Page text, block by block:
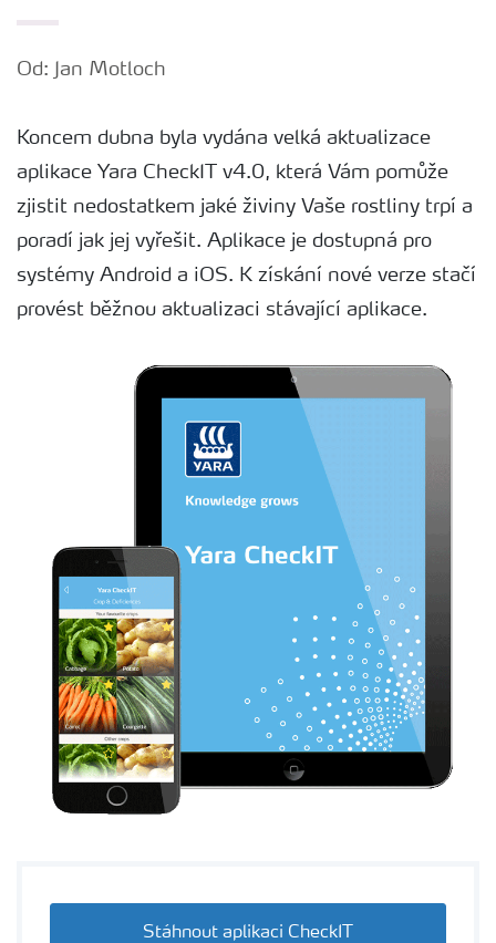
Od: Jan Motloch
Koncem dubna byla vydána velká aktualizace
aplikace Yara CheckIT v4.0, která Vám pomůže
zjistit nedostatkem jaké živiny Vaše rostliny trpí a
poradí jak jej vyřešit. Aplikace je dostupná pro
systémy Android a iOS. K získání nové verze stačí
provést běžnou aktualizaci stávající aplikace.
Stáhnout aplikaci CheckIT